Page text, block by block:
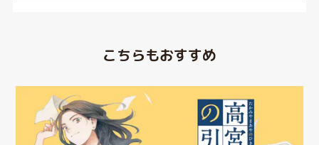
こちらもおすすめ